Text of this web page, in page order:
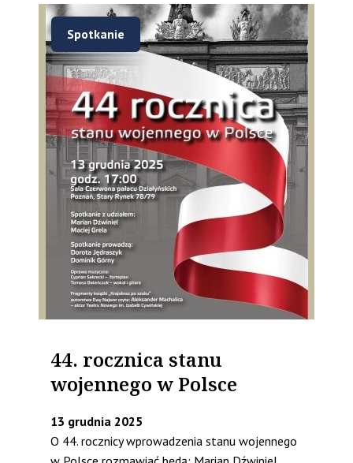
Spotkanie
44. rocznica stanu
wojennego w Polsce
13 grudnia 2025
O 44. rocznicy wprowadzenia stanu wojennego